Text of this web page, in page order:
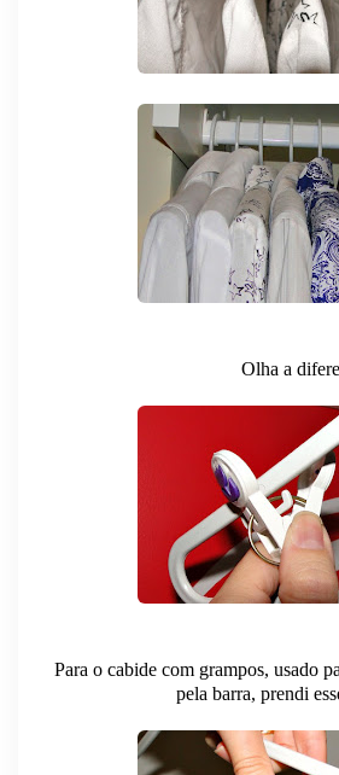
Olha a
Para o cabide com grampos, usado
pela barra, prendi